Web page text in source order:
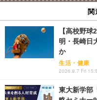
関
【高校野
明・長崎日
か
生活・健康
2026.8.7 Fri
東大新学部